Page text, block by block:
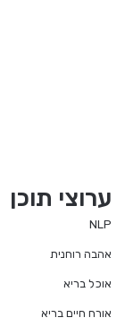
ערוצי תוכן
NLP
אהבה רוחנית
אוכל בריא
אורח חיים בריא